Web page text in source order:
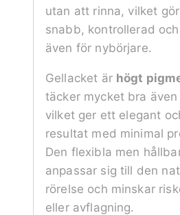
utan att rinna, vilket
snabb, kontrollerad
även för nybörjare.
Gellacket är högt
täcker mycket bra
vilket ger ett elegant
resultat med minimal
Den flexibla men
anpassar sig till den
rörelse och minskar
eller avflagning.